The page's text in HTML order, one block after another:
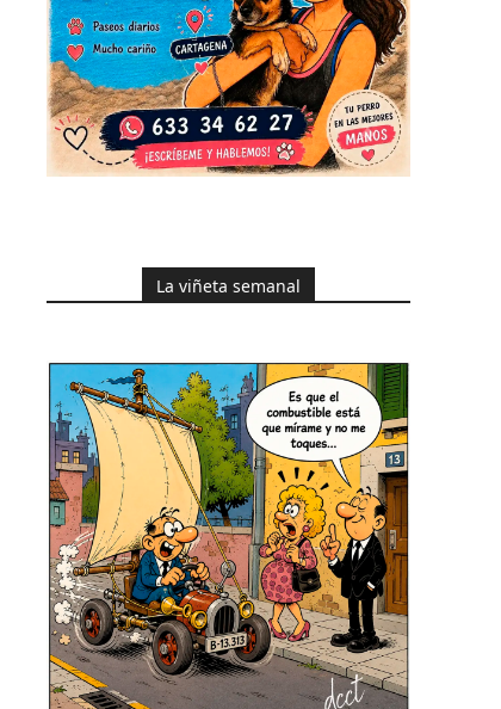
La viñeta semanal